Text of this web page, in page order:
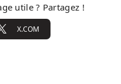
utile ? Partagez !
X.COM